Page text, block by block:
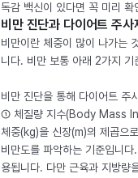
독감 백신이 있다면 꼭 미리
비만 진단과 다이어트 주
비만이란 체중이 많이 나가는
니다. 비만 보통 아래 2가지 기
비만 진단을 통해 다이어트 주
① 체질량 지수(Body Mass
체중(kg)을 신장(m)의 제곱으
비만도를 파악하는 기준입니
용됩니다. 다만 근육과 지방량